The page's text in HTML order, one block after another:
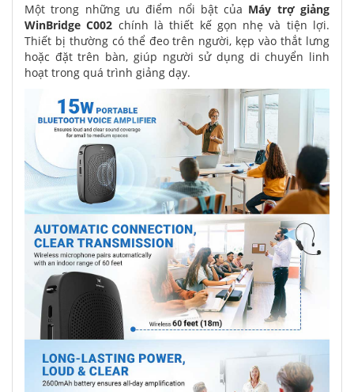
Một trong những ưu điểm nổi bật của Máy trợ giảng
WinBridge C002 chính là thiết kế gọn nhẹ và tiện lợi.
Thiết bị thường có thể đeo trên người, kẹp vào thắt lưng
hoặc đặt trên bàn, giúp người sử dụng di chuyển linh
hoạt trong quá trình giảng dạy.